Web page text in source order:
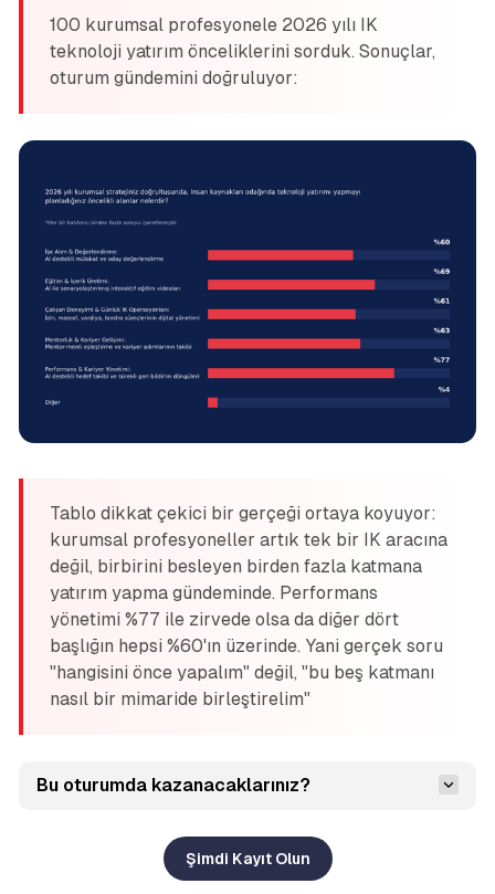
100 kurumsal profesyonele 2026 yılı IK
teknoloji yatırım önceliklerini sorduk. Sonuçlar,
oturum gündemini doğruluyor:
Tablo dikkat çekici bir gerçeği ortaya koyuyor:
kurumsal profesyoneller artık tek bir IK aracına
değil, birbirini besleyen birden fazla katmana
yatırım yapma gündeminde. Performans
yönetimi %77 ile zirvede olsa da diğer dört
başlığın hepsi %60'ın üzerinde. Yani gerçek soru
"hangisini önce yapalım" değil, "bu beş katmanı
nasıl bir mimaride birleştirelim"
Bu oturumda kazanacaklarınız?
Şimdi Kayıt Olun